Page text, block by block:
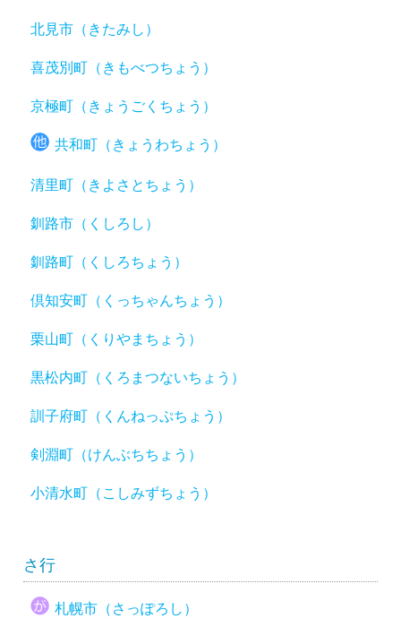
北見市（きたみし）
喜茂別町（きもべつちょう）
京極町（きょうごくちょう）
共和町（きょうわちょう）
清里町（きよさとちょう）
釧路市（くしろし）
釧路町（くしろちょう）
倶知安町（くっちゃんちょう）
栗山町（くりやまちょう）
黒松内町（くろまつないちょう）
訓子府町（くんねっぷちょう）
剣淵町（けんぶちちょう）
小清水町（こしみずちょう）
さ行
札幌市（さっぽろし）